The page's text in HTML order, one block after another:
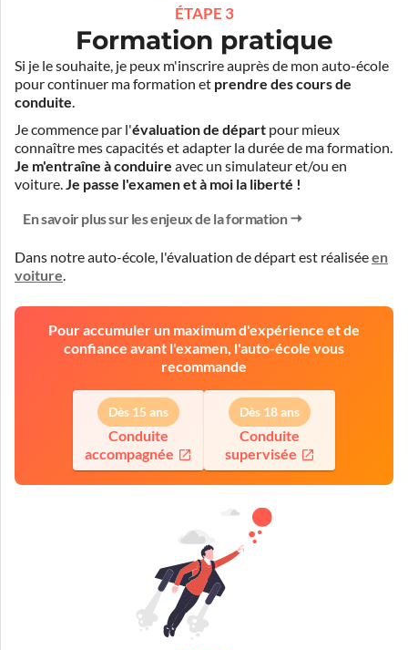
ÉTAPE 3
Formation pratique
Si je le souhaite, je peux m'inscrire auprès de mon auto-école
pour continuer ma formation et prendre des cours de
conduite.
Je commence par l'évaluation de départ pour mieux
connaître mes capacités et adapter la durée de ma formation.
Je m'entraîne à conduire avec un simulateur et/ou en
voiture. Je passe l'examen et à moi la liberté !
En savoir plus sur les enjeux de la formation
Dans notre auto-école, l'évaluation de départ est réaliséeen
voiture
Pour accumuler un maximum d'expérience et de
confiance avant l'examen, l'auto-école vous
recommande
Dès 15 ans
Conduite
accompagnée
Dès 18 ans
Conduite
supervisée